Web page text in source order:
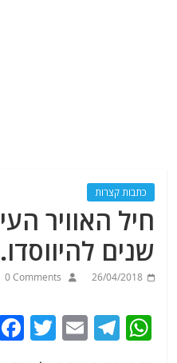
כתבות קצרות
שנים להיווסדו.
26/04/2018
0 Comments
W
T
E
m
T